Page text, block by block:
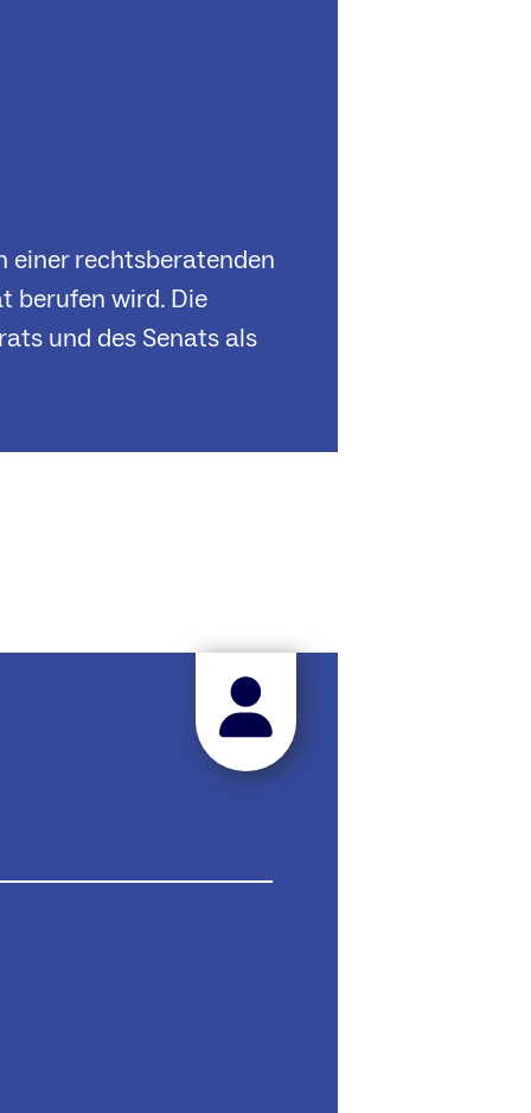
einer rechtsberatenden
berufen wird. Die
und des Senats als